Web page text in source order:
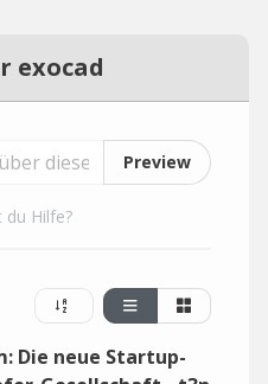
exocad
Preview
du Hilfe?